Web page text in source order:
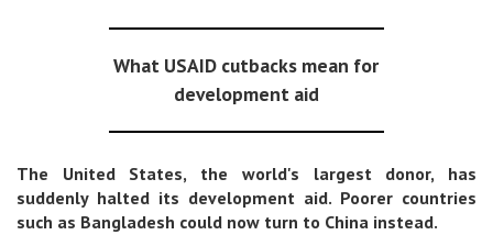
What USAID cutbacks mean for
development aid
The United States, the world's largest donor, has
suddenly halted its development aid. Poorer countries
such as Bangladesh could now turn to China instead.